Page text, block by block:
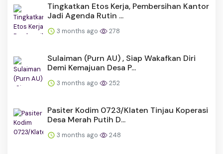
Tingkatkan Etos Kerja, Pembersihan Kantor
Jadi Agenda Rutin ...
3 months ago 278
Sulaiman (Purn AU) , Siap Wakafkan Diri
Demi Kemajuan Desa P...
3 months ago 252
Pasiter Kodim 0723/Klaten Tinjau Koperasi
Desa Merah Putih D...
3 months ago 248